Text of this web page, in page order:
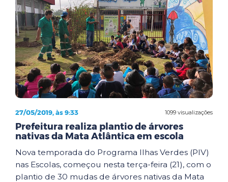
1099 visualizações
27/05/2019, às 9:33
Prefeitura realiza plantio de árvores
nativas da Mata Atlântica em escola
Nova temporada do Programa Ilhas Verdes (PIV)
nas Escolas, começou nesta terça-feira (21), com o
plantio de 30 mudas de árvores nativas da Mata